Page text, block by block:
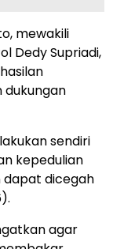
mewakili
Dedy Supriadi,
sendiri
kepedulian
dicegah
agar